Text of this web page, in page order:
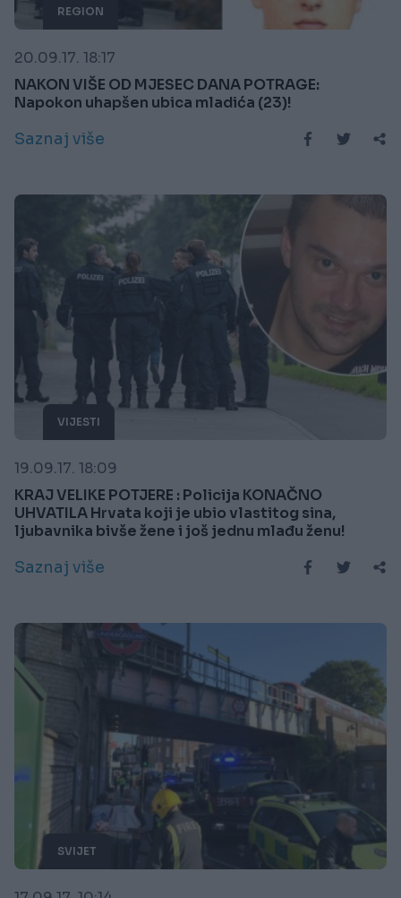
REGION
20.09.17. 18:17
NAKON VIŠE OD MJESEC DANA POTRAGE:
Napokon uhapšen ubica mladića (23)!
Saznaj više
VIJESTI
19.09.17. 18:09
KRAJ VELIKE POTJERE : Policija KONAČNO
UHVATILA Hrvata koji je ubio vlastitog sina,
ljubavnika bivše žene i još jednu mlađu ženu!
Saznaj više
SVIJET